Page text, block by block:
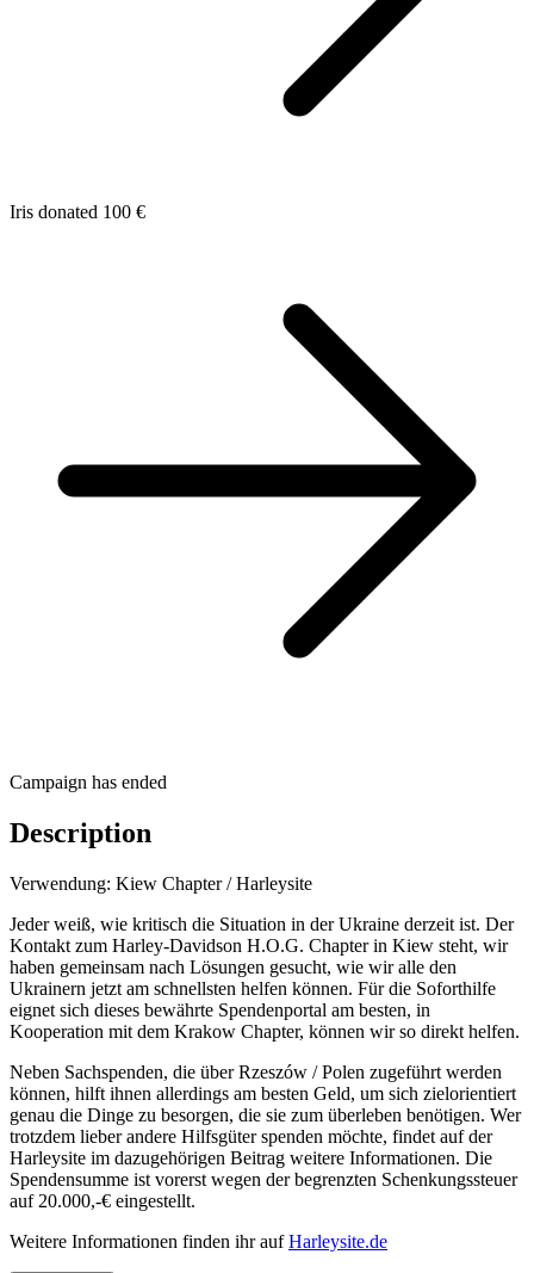
Iris donated 100 €
Campaign has ended
Description
Verwendung: Kiew Chapter / Harleysite
Jeder weiß, wie kritisch die Situation in der Ukraine derzeit ist. Der
Kontakt zum Harley-Davidson H.O.G. Chapter in Kiew steht, wir
haben gemeinsam nach Lösungen gesucht, wie wir alle den
Ukrainern jetzt am schnellsten helfen können. Für die Soforthilfe
eignet sich dieses bewährte Spendenportal am besten, in
Kooperation mit dem Krakow Chapter, können wir so direkt helfen.
Neben Sachspenden, die über Rzeszów / Polen zugeführt werden
können, hilft ihnen allerdings am besten Geld, um sich zielorientiert
genau die Dinge zu besorgen, die sie zum überleben benötigen. Wer
trotzdem lieber andere Hilfsgüter spenden möchte, findet auf der
Harleysite im dazugehörigen Beitrag weitere Informationen. Die
Spendensumme ist vorerst wegen der begrenzten Schenkungssteuer
auf 20.000,-€ eingestellt.
Weitere Informationen finden ihr aufHarleysite.de